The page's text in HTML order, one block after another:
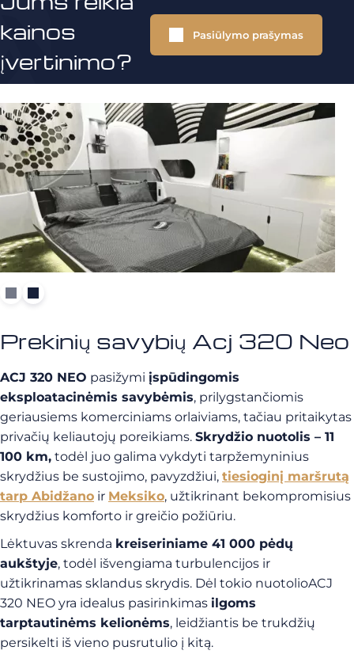
kainos
įvertinimo?
Pasiūlymo prašymas
Prekinių savybių Acj 320 Neo
ACJ 320 NEO pasižymi įspūdingomis
eksploatacinėmis savybėmis, prilygstančiomis
geriausiems komerciniams orlaiviams, tačiau pritaikytas
privačių keliautojų poreikiams. Skrydžio nuotolis – 11
100 km, todėl juo galima vykdyti tarpžemyninius
skrydžius be sustojimo, pavyzdžiui, tiesioginį maršrutą
tarp Abidžano ir Meksiko, užtikrinant bekompromisius
skrydžius komforto ir greičio požiūriu.
Lėktuvas skrenda kreiseriniame 41 000 pėdų
aukštyje, todėl išvengiama turbulencijos ir
užtikrinamas sklandus skrydis. Dėl tokio nuotolioACJ
320 NEO yra idealus pasirinkimas ilgoms
tarptautinėms kelionėms, leidžiantis be trukdžių
persikelti iš vieno pusrutulio į kitą.